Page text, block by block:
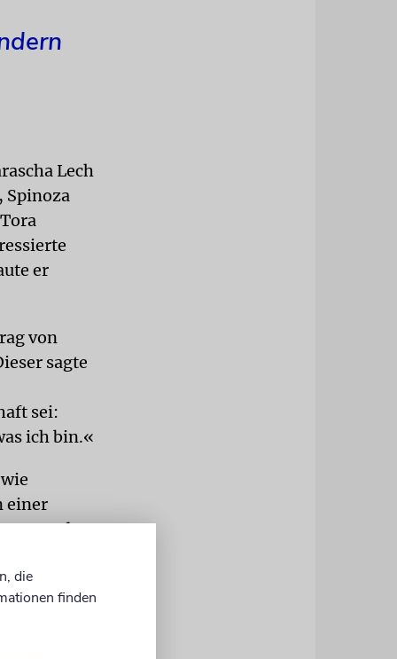
Lech
Spinoza
er
von
sagte
sei:
ich bin.«
einer
und
die
finden